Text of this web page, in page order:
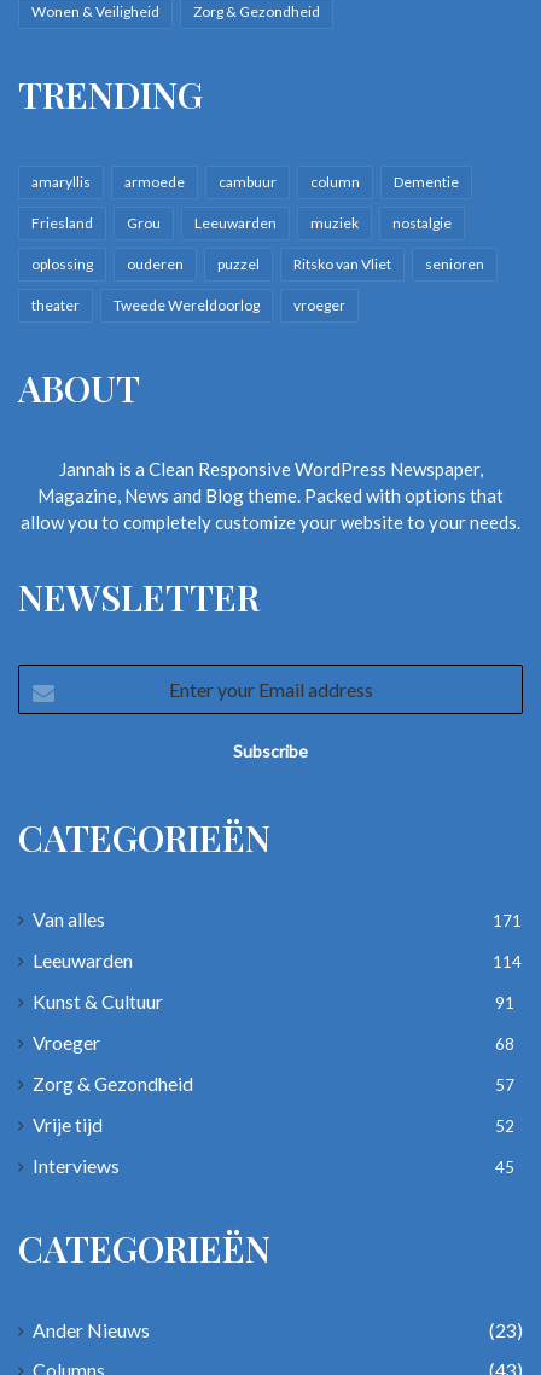
Wonen & Veiligheid Zorg & Gezondheid
TRENDING
amaryllis armoede cambuur column Dementie
Friesland Grou Leeuwarden muziek nostalgie
oplossing ouderen puzzel Ritsko van Vliet senioren
theater Tweede Wereldoorlog vroeger
ABOUT
Jannah is a Clean Responsive WordPress Newspaper,
Magazine, News and Blog theme. Packed with options that
allow you to completely customize your website to your needs.
NEWSLETTER
your
CATEGORIEËN
Van alles 171
Leeuwarden 114
Kunst & Cultuur 91
Vroeger 68
Zorg & Gezondheid 57
Vrije tijd 52
Interviews 45
CATEGORIEËN
Ander Nieuws
(23)
Columns
(43)